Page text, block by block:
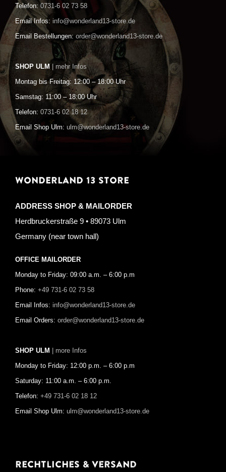
Telefon: 0731-6 02 73 58
Email Infos: info@wonderland13-store.de
Email Bestellungen: order@wonderland13-store.de
SHOP ULM | mehr Infos
Montag bis Freitag: 12:00 – 18:00 Uhr
Samstag: 11:00 – 18:00 Uhr
Telefon: 0731-6 02 18 12
Email Shop Ulm: ulm@wonderland13-store.de
WONDERLAND 13 STORE
ADDRESS SHOP & MAILORDER
Herdbruckerstraße 9 • 89073 Ulm
Germany (near town hall)
OFFICE MAILORDER
Monday to Friday: 09:00 a.m. – 6:00 p.m
Phone: +49 731-6 02 73 58
Email Infos: info@wonderland13-store.de
Email Orders: order@wonderland13-store.de
SHOP ULM | more Infos
Monday to Friday: 12:00 p.m. – 6:00 p.m
Saturday: 11:00 a.m. – 6:00 p.m.
Telefon: +49 731-6 02 18 12
Email Shop Ulm: ulm@wonderland13-store.de
Rechtliches & Versand